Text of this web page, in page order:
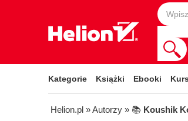
Kategorie Książki Ebooki
Helion.pl » Autorzy » 📚 Koushik